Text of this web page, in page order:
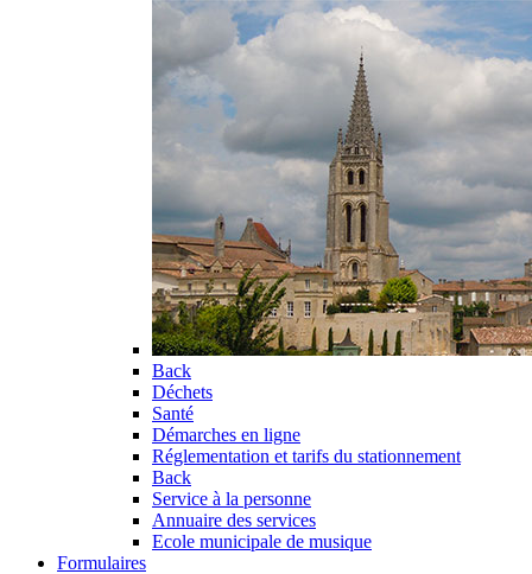
Back
Déchets
Santé
Démarches en ligne
Réglementation et tarifs du stationnement
Back
Service à la personne
Annuaire des services
Ecole municipale de musique
Formulaires